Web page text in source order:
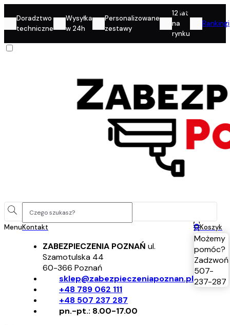
Doradztwo
techniczne
Wysyłka
w 24h
Personalizowane
zestawy
12 lat
na
rynku
Rankingi
MenuKontakt
ZABEZPIECZENIA POZNAŃ ul.
Szamotulska 44
60-366 Poznań
sklep@zabezpieczeniapoznan.pl
+48 789 062 111
+48 507 237 287
pn.-pt.: 8.00-17.00
Konto
0Koszyk
Możemy
pomóc?
Zadzwoń
507-
237-287